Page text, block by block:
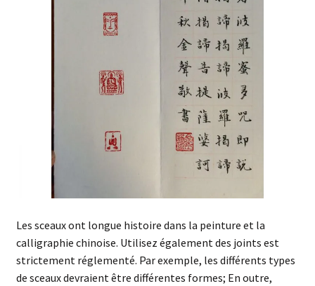
Les sceaux ont longue histoire dans la peinture et la
calligraphie chinoise. Utilisez également des joints est
strictement réglementé. Par exemple, les différents types
de sceaux devraient être différentes formes; En outre,